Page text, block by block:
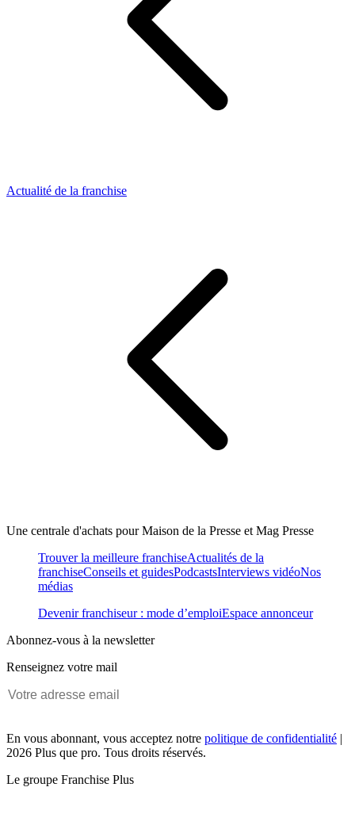
Actualité de la franchise
Une centrale d'achats pour Maison de la Presse et Mag Presse
Trouver la meilleure franchiseActualités de la
franchiseConseils et guidesPodcastsInterviews vidéoNos
médias
Devenir franchiseur : mode d’emploiEspace annonceur
Abonnez-vous à la newsletter
Renseignez votre mail
En vous abonnant, vous acceptez notre politique de confidentialité |
2026 Plus que pro. Tous droits réservés.
Le groupe Franchise Plus